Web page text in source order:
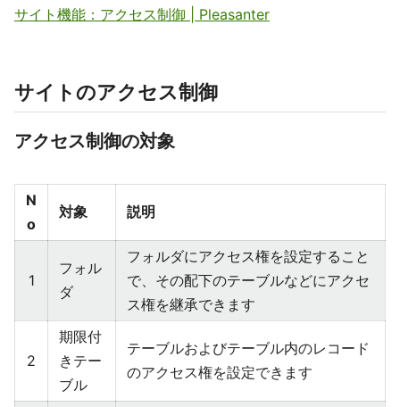
サイト機能：アクセス制御 | Pleasanter
サイトのアクセス制御
アクセス制御の対象
N
o
対象 説明
1
フォル
ダ
フォルダにアクセス権を設定すること
で、その配下のテーブルなどにアクセ
ス権を継承できます
2
期限付
きテー
ブル
テーブルおよびテーブル内のレコード
のアクセス権を設定できます